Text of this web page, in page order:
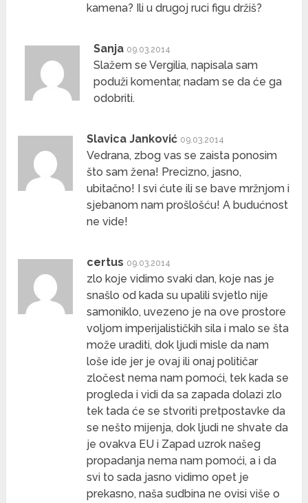
kamena? Ili u drugoj ruci figu držiš?
Sanja 09.03.2014
Slažem se Vergilia, napisala sam
poduži komentar, nadam se da će ga
odobriti.
Slavica Janković 09.03.2014
Vedrana, zbog vas se zaista ponosim
što sam žena! Precizno, jasno,
ubitačno! I svi ćute ili se bave mržnjom i
sjebanom nam prošlošću! A budućnost
ne vide!
certus 09.03.2014
zlo koje vidimo svaki dan, koje nas je
snašlo od kada su upalili svjetlo nije
samoniklo, uvezeno je na ove prostore
voljom imperijalističkih sila i malo se šta
može uraditi, dok ljudi misle da nam
loše ide jer je ovaj ili onaj političar
zločest nema nam pomoći, tek kada se
progleda i vidi da sa zapada dolazi zlo
tek tada će se stvoriti pretpostavke da
se nešto mijenja, dok ljudi ne shvate da
je ovakva EU i Zapad uzrok našeg
propadanja nema nam pomoći, a i da
svi to sada jasno vidimo opet je
prekasno, naša sudbina ne ovisi više o